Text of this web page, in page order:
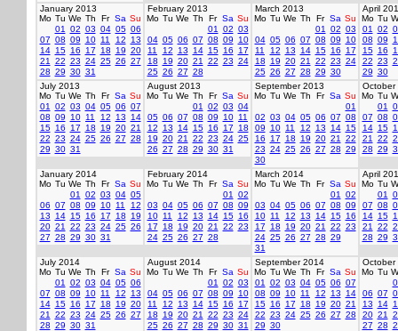
January 2013
Mo Tu We Th Fr Sa Su
01
02 03 04 05 06
07 08 09 10 11 12
13
14 15 16 17 18 19 20
21
22 23 24 25 26 27
28 29 30 31
February 2013
Mo Tu We Th Fr Sa Su
01
02 03
04 05 06 07 08 09
10
11
12 13 14 15 16
17
18
19 20 21 22 23 24
25 26 27 28
March 2013
Mo Tu We Th Fr Sa Su
01
02 03
04 05 06 07 08 09
10
11
12 13 14 15 16
17
18
19 20 21 22 23 24
25 26 27 28 29 30
April
Mo Tu
01
02
08 09
15 16
22 23
29 30
July 2013
Mo Tu We Th Fr Sa Su
01
02 03 04 05 06 07
08 09 10 11 12 13
14
15 16 17 18 19 20 21
22 23 24 25 26 27 28
29 30 31
August 2013
Mo Tu We Th Fr Sa Su
01
02 03 04
05 06 07 08 09 10 11
12
13 14 15 16 17
18
19 20 21 22 23 24 25
26 27 28 29 30 31
September 2013
Mo Tu We Th Fr Sa Su
01
02 03 04 05 06 07 08
09
10 11 12 13 14 15
16
17 18 19 20 21
22
23 24 25 26 27 28 29
30
October
Mo Tu
01
07 08
14 15
21
22
28 29
January 2014
Mo Tu We Th Fr Sa Su
01
02 03 04 05
06 07 08 09 10 11
12
13
14 15 16 17 18
19
20 21 22 23 24 25 26
27 28 29 30 31
February 2014
Mo Tu We Th Fr Sa Su
01
02
03 04 05 06 07 08 09
10 11 12 13 14 15 16
17
18 19 20 21 22 23
24 25 26 27 28
March 2014
Mo Tu We Th Fr Sa Su
01
02
03 04 05 06 07 08 09
10 11 12 13 14 15 16
17
18 19 20 21 22 23
24 25 26 27 28 29
31
April
Mo Tu
01
07 08
14 15
21
22
28 29
July 2014
Mo Tu We Th Fr Sa Su
01
02 03 04 05 06
07 08 09 10 11 12
13
14 15 16 17 18 19 20
21
22 23 24 25 26 27
28 29 30 31
August 2014
Mo Tu We Th Fr Sa Su
01
02 03
04 05 06 07 08 09
10
11
12 13 14 15 16
17
18
19 20 21 22 23 24
25 26 27 28 29 30 31
September 2014
Mo Tu We Th Fr Sa Su
01
02 03 04 05 06 07
08 09 10 11 12 13
14
15 16 17 18 19 20 21
22 23 24 25 26 27 28
29 30
October
Mo Tu
06 07
13
14
20 21
27 28